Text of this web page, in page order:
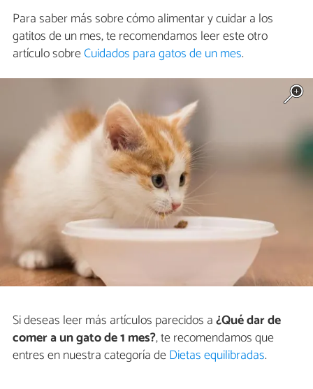
Para saber más sobre cómo alimentar y cuidar a los
gatitos de un mes, te recomendamos leer este otro
artículo sobreCuidados para gatos de un mes.
Si deseas leer más artículos parecidos a¿Qué dar de
comer a un gato de 1 mes?, te recomendamos que
entres en nuestra categoría deDietas equilibradas.